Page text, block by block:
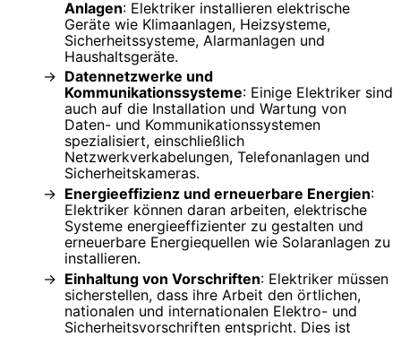
Anlagen: Elektriker installieren elektrische
Geräte wie Klimaanlagen, Heizsysteme,
Sicherheitssysteme, Alarmanlagen und
Haushaltsgeräte.
Datennetzwerke und
Kommunikationssysteme: Einige Elektriker sind
auch auf die Installation und Wartung von
Daten- und Kommunikationssystemen
spezialisiert, einschließlich
Netzwerkverkabelungen, Telefonanlagen und
Sicherheitskameras.
Energieeffizienz und erneuerbare Energien:
Elektriker können daran arbeiten, elektrische
Systeme energieeffizienter zu gestalten und
erneuerbare Energiequellen wie Solaranlagen zu
installieren.
Einhaltung von Vorschriften: Elektriker müssen
sicherstellen, dass ihre Arbeit den örtlichen,
nationalen und internationalen Elektro- und
Sicherheitsvorschriften entspricht. Dies ist